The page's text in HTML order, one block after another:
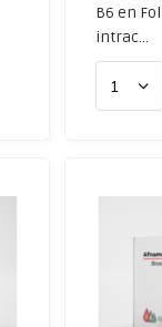
B6 en
intrac...